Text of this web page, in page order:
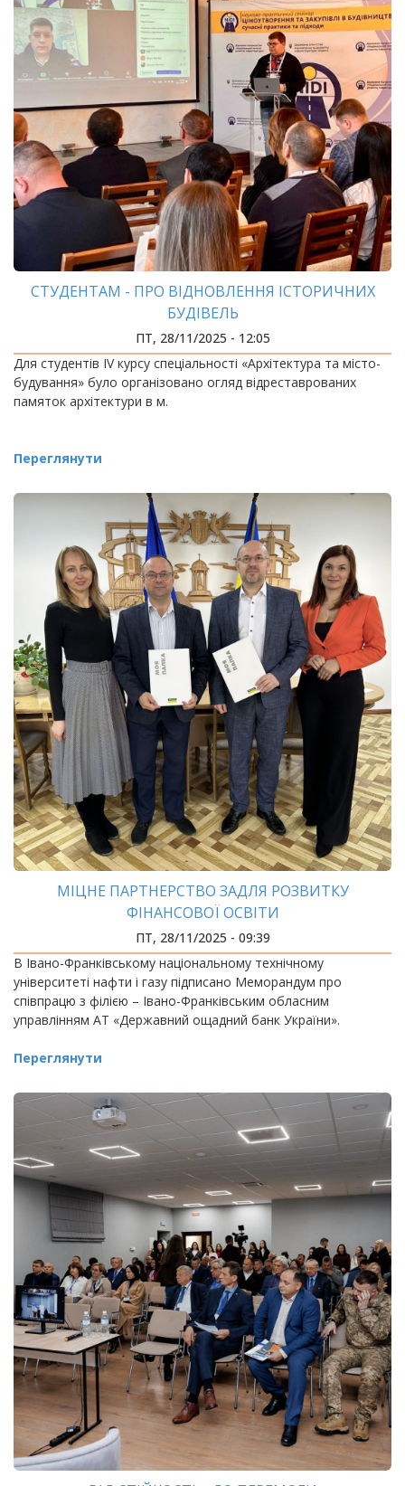
СТУДЕНТАМ - ПРО ВІДНОВЛЕННЯ ІСТОРИЧНИХ
БУДІВЕЛЬ
ПТ, 28/11/2025 - 12:05
Для студентів IV курсу спеціальності «Архітектура та місто-
будування» було організовано огляд відреставрованих
памяток архітектури в м.
Переглянути
МІЦНЕ ПАРТНЕРСТВО ЗАДЛЯ РОЗВИТКУ
ФІНАНСОВОЇ ОСВІТИ
ПТ, 28/11/2025 - 09:39
В Івано-Франківському національному технічному
університеті нафти і газу підписано Меморандум про
співпрацю з філією – Івано-Франківським обласним
управлінням АТ «Державний ощадний банк України».
Переглянути